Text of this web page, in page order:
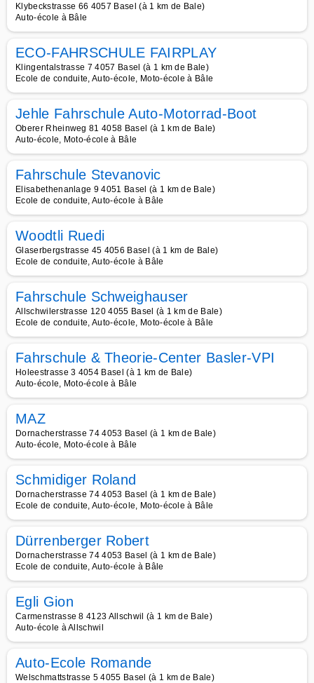
Klybeckstrasse 66 4057 Basel (à 1 km de Bale)
Auto-école à Bâle
ECO-FAHRSCHULE FAIRPLAY
Klingentalstrasse 7 4057 Basel (à 1 km de Bale)
Ecole de conduite, Auto-école, Moto-école à Bâle
Jehle Fahrschule Auto-Motorrad-Boot
Oberer Rheinweg 81 4058 Basel (à 1 km de Bale)
Auto-école, Moto-école à Bâle
Fahrschule Stevanovic
Elisabethenanlage 9 4051 Basel (à 1 km de Bale)
Ecole de conduite, Auto-école à Bâle
Woodtli Ruedi
Glaserbergstrasse 45 4056 Basel (à 1 km de Bale)
Ecole de conduite, Auto-école à Bâle
Fahrschule Schweighauser
Allschwilerstrasse 120 4055 Basel (à 1 km de Bale)
Ecole de conduite, Auto-école, Moto-école à Bâle
Fahrschule & Theorie-Center Basler-VPI
Holeestrasse 3 4054 Basel (à 1 km de Bale)
Auto-école, Moto-école à Bâle
MAZ
Dornacherstrasse 74 4053 Basel (à 1 km de Bale)
Auto-école, Moto-école à Bâle
Schmidiger Roland
Dornacherstrasse 74 4053 Basel (à 1 km de Bale)
Ecole de conduite, Auto-école, Moto-école à Bâle
Dürrenberger Robert
Dornacherstrasse 74 4053 Basel (à 1 km de Bale)
Ecole de conduite, Auto-école à Bâle
Egli Gion
Carmenstrasse 8 4123 Allschwil (à 1 km de Bale)
Auto-école à Allschwil
Auto-Ecole Romande
Welschmattstrasse 5 4055 Basel (à 1 km de Bale)